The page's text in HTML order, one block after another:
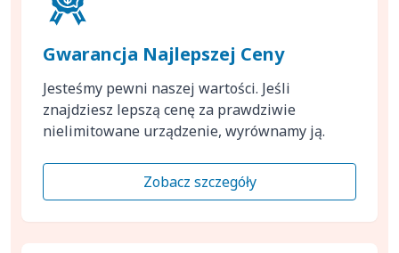
Gwarancja Najlepszej Ceny
Jesteśmy pewni naszej wartości. Jeśli
znajdziesz lepszą cenę za prawdziwie
nielimitowane urządzenie, wyrównamy ją.
Zobacz szczegóły